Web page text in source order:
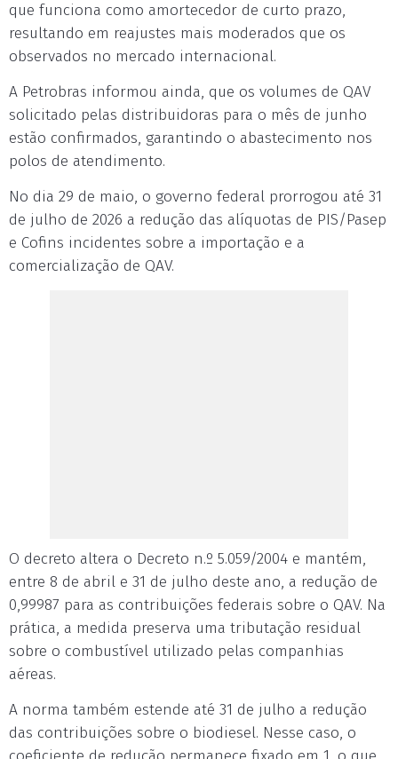
que funciona como amortecedor de curto prazo,
resultando em reajustes mais moderados que os
observados no mercado internacional.
A Petrobras informou ainda, que os volumes de QAV
solicitado pelas distribuidoras para o mês de junho
estão confirmados, garantindo o abastecimento nos
polos de atendimento.
No dia 29 de maio, o governo federal prorrogou até 31
de julho de 2026 a redução das alíquotas de PIS/Pasep
e Cofins incidentes sobre a importação e a
comercialização de QAV.
O decreto altera o Decreto n.º 5.059/2004 e mantém,
entre 8 de abril e 31 de julho deste ano, a redução de
0,99987 para as contribuições federais sobre o QAV. Na
prática, a medida preserva uma tributação residual
sobre o combustível utilizado pelas companhias
aéreas.
A norma também estende até 31 de julho a redução
das contribuições sobre o biodiesel. Nesse caso, o